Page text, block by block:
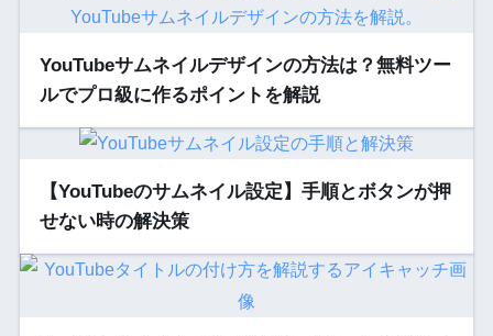
YouTubeサムネイルデザインの方法は？無料ツー
ルでプロ級に作るポイントを解説
【YouTubeのサムネイル設定】手順とボタンが押
せない時の解決策